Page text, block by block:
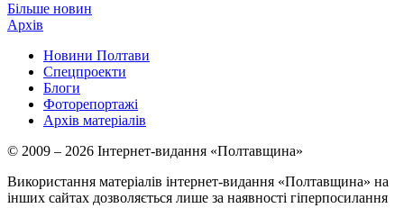
Більше новин
Архів
Новини Полтави
Спецпроекти
Блоги
Фоторепортажі
Архів матеріалів
© 2009 – 2026 Інтернет-видання «Полтавщина»
Використання матеріалів інтернет-видання «Полтавщина» на
інших сайтах дозволяється лише за наявності гіперпосилання